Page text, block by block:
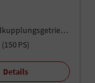
Doppelkupplungsgetriebe (DSG)
PS)
Details